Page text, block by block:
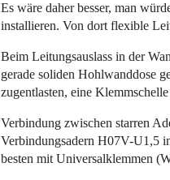
Es wäre daher besser, man
installieren. Von dort flexible
Beim Leitungsauslass in der
gerade soliden Hohlwanddose
zugentlasten, eine
Verbindung zwischen starren
Verbindungsadern H07V-U1,5
besten mit Universalklemmen